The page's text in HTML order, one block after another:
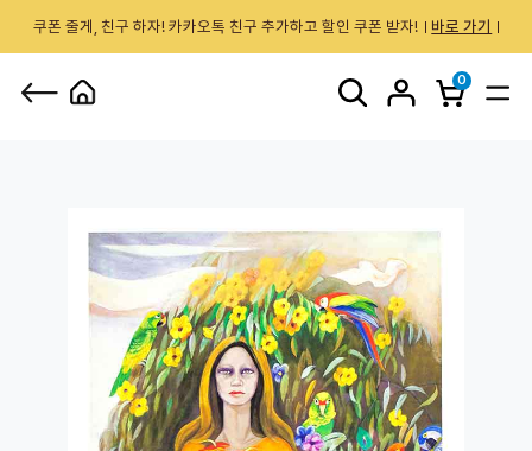
쿠폰 줄게, 친구 하자! 카카오톡 친구 추가하고 할인 쿠폰 받자! 바로 가기
0